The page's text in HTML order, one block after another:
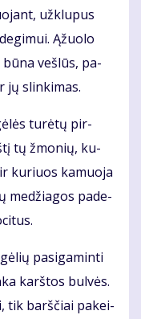
už­klu­pus
Ąžuo­lo
veš­lūs, pa­
jų slin­ki­mas.
tu­rė­tų pir­
tų žmo­nių, ku­
ku­riuos ka­muo­ja
me­džia­gos pa­de­
pa­si­ga­min­ti
karš­tos bul­vės.
tik barš­čiai pa­kei­